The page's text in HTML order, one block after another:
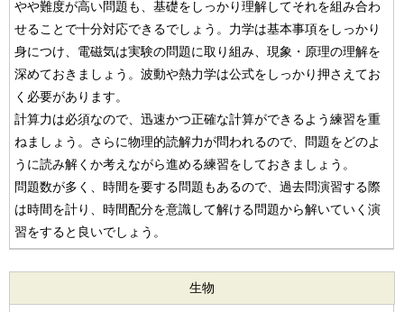
やや難度が高い問題も、基礎をしっかり理解してそれを組み合わ
せることで十分対応できるでしょう。力学は基本事項をしっかり
身につけ、電磁気は実験の問題に取り組み、現象・原理の理解を
深めておきましょう。波動や熱力学は公式をしっかり押さえてお
く必要があります。
計算力は必須なので、迅速かつ正確な計算ができるよう練習を重
ねましょう。さらに物理的読解力が問われるので、問題をどのよ
うに読み解くか考えながら進める練習をしておきましょう。
問題数が多く、時間を要する問題もあるので、過去問演習する際
は時間を計り、時間配分を意識して解ける問題から解いていく演
習をすると良いでしょう。
生物